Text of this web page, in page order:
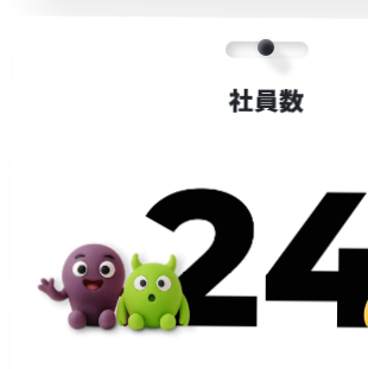
社員数